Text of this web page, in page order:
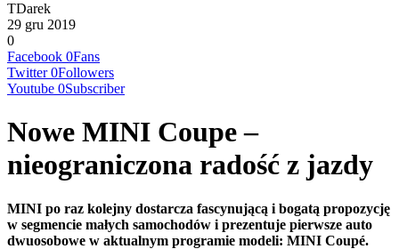
TDarek
29 gru 2019
0
Facebook 0Fans
Twitter 0Followers
Youtube 0Subscriber
Nowe MINI Coupe –
nieograniczona radość z jazdy
MINI po raz kolejny dostarcza fascynującą i bogatą propozycję
w segmencie małych samochodów i prezentuje pierwsze auto
dwuosobowe w aktualnym programie modeli: MINI Coupé.